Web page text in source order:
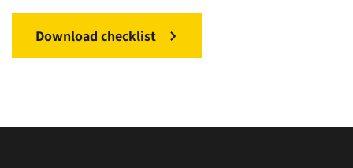
Download checklist